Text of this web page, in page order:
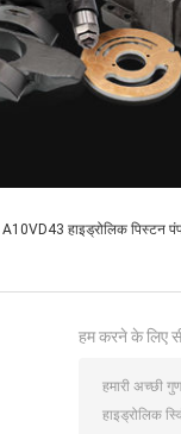
A10VD43 हाइड्रोलिक पिस्टन पंप
हम करने के लिए